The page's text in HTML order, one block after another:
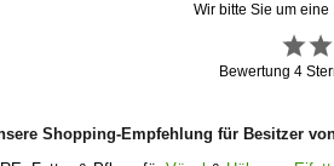
Wir bitte Sie um
Bewertung 4
Shopping-Empfehlung für Besitzer